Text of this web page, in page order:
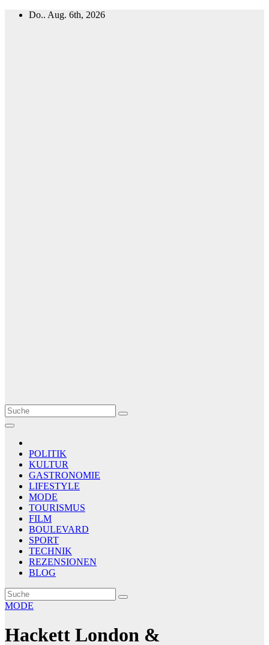
Zum
Do.. Aug. 6th, 2026
Le Matin
AGENCE DE PRESSE
POLITIK
KULTUR
GASTRONOMIE
LIFESTYLE
MODE
TOURISMUS
FILM
BOULEVARD
SPORT
TECHNIK
REZENSIONEN
BLOG
MODE
Hackett London &